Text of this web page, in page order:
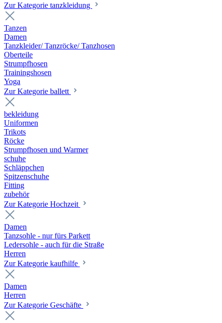
Zur Kategorie tanzkleidung
Tanzen
Damen
Tanzkleider/ Tanzröcke/ Tanzhosen
Oberteile
Strumpfhosen
Trainingshosen
Yoga
Zur Kategorie ballett
bekleidung
Uniformen
Trikots
Röcke
Strumpfhosen und Warmer
schuhe
Schläppchen
Spitzenschuhe
Fitting
zubehör
Zur Kategorie Hochzeit
Damen
Tanzsohle - nur fürs Parkett
Ledersohle - auch für die Straße
Herren
Zur Kategorie kaufhilfe
Damen
Herren
Zur Kategorie Geschäfte